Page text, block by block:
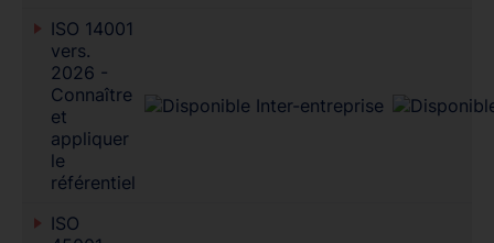
ISO 14001
vers.
2026 -
Connaître
et
appliquer
le
référentiel
ISO